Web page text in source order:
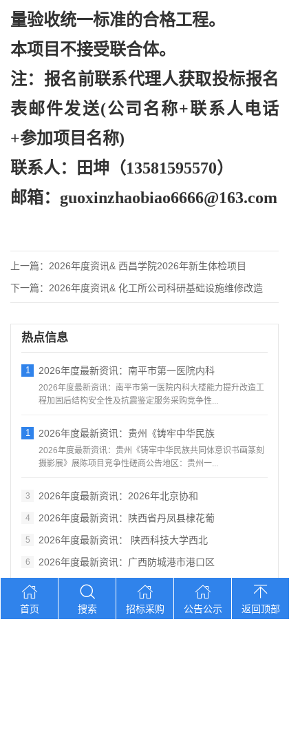
量验收统一标准的合格工程。
本项目不接受联合体。
注：报名前联系代理人获取投标报名
表邮件发送(公司名称+联系人电话
+参加项目名称)
联系人：田坤（13581595570）
邮箱： guoxinzhaobiao6666@163.com
上一篇： 2026年度资讯& 西昌学院2026年新生体检项目
下一篇： 2026年度资讯& 化工所公司科研基础设施维修改造
热点信息
1 2026年度最新资讯：南平市第一医院内科
2026年度最新资讯：南平市第一医院内科大楼能力提升改造工
程加固后结构安全性及抗震鉴定服务采购竞争性...
1 2026年度最新资讯：贵州《铸牢中华民族
2026年度最新资讯：贵州《铸牢中华民族共同体意识书画篆刻
摄影展》展陈项目竞争性磋商公告地区：贵州一...
3 2026年度最新资讯：2026年北京协和
4 2026年度最新资讯：陕西省丹凤县棣花葡
5 2026年度最新资讯： 陕西科技大学西北
6 2026年度最新资讯：广西防城港市港口区
7 2026年度最新资讯：湖北省消防救援总队
8 2026年度最新资讯： 江苏省淮安市妇女
首页 搜索 招标采购 公告公示 返回顶部